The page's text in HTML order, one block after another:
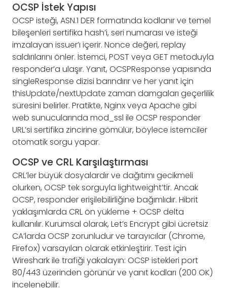
OCSP İstek Yapısı
OCSP isteği, ASN.1 DER formatında kodlanır ve temel
bileşenleri sertifika hash’i, seri numarası ve isteği
imzalayan issuer’ı içerir. Nonce değeri, replay
saldırılarını önler. İstemci, POST veya GET metoduyla
responder’a ulaşır. Yanıt, OCSPResponse yapısında
singleResponse dizisi barındırır ve her yanıt için
thisUpdate/nextUpdate zaman damgaları geçerlilik
süresini belirler. Pratikte, Nginx veya Apache gibi
web sunucularında mod_ssl ile OCSP responder
URL’si sertifika zincirine gömülür, böylece istemciler
otomatik sorgu yapar.
OCSP ve CRL Karşılaştırması
CRL’ler büyük dosyalardır ve dağıtımı gecikmeli
olurken, OCSP tek sorguyla lightweight’tir. Ancak
OCSP, responder erişilebilirliğine bağımlıdır. Hibrit
yaklaşımlarda CRL ön yükleme + OCSP delta
kullanılır. Kurumsal olarak, Let’s Encrypt gibi ücretsiz
CA’larda OCSP zorunludur ve tarayıcılar (Chrome,
Firefox) varsayılan olarak etkinleştirir. Test için
Wireshark ile trafiği yakalayın: OCSP istekleri port
80/443 üzerinden görünür ve yanıt kodları (200 OK)
incelenebilir.